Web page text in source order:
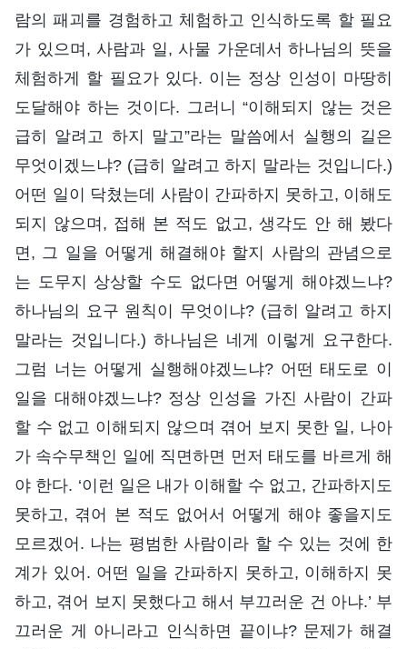
람의 패괴를 경험하고 체험하고 인식하도록 할 필요
가 있으며, 사람과 일, 사물 가운데서 하나님의 뜻을
체험하게 할 필요가 있다. 이는 정상 인성이 마땅히
도달해야 하는 것이다. 그러니 “이해되지 않는 것은
급히 알려고 하지 말고”라는 말씀에서 실행의 길은
무엇이겠느냐? (급히 알려고 하지 말라는 것입니다.)
어떤 일이 닥쳤는데 사람이 간파하지 못하고, 이해도
되지 않으며, 접해 본 적도 없고, 생각도 안 해 봤다
면, 그 일을 어떻게 해결해야 할지 사람의 관념으로
는 도무지 상상할 수도 없다면 어떻게 해야겠느냐?
하나님의 요구 원칙이 무엇이냐? (급히 알려고 하지
말라는 것입니다.) 하나님은 네게 이렇게 요구한다.
그럼 너는 어떻게 실행해야겠느냐? 어떤 태도로 이
일을 대해야겠느냐? 정상 인성을 가진 사람이 간파
할 수 없고 이해되지 않으며 겪어 보지 못한 일, 나아
가 속수무책인 일에 직면하면 먼저 태도를 바르게 해
야 한다. ‘이런 일은 내가 이해할 수 없고, 간파하지도
못하고, 겪어 본 적도 없어서 어떻게 해야 좋을지도
모르겠어. 나는 평범한 사람이라 할 수 있는 것에 한
계가 있어. 어떤 일을 간파하지 못하고, 이해하지 못
하고, 겪어 보지 못했다고 해서 부끄러운 건 아냐.’ 부
끄러운 게 아니라고 인식하면 끝이냐? 문제가 해결